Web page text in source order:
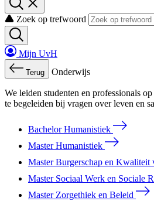
Zoek op trefwoord
Mijn UvH
Terug Onderwijs
We leiden studenten en professionals
te begeleiden bij vragen over leven en
Bachelor Humanistiek
Master Humanistiek
Master Burgerschap en Kwaliteit
Master Sociaal Werk en Sociale
Master Zorgethiek en Beleid